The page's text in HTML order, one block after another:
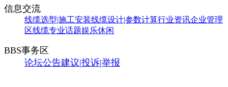
信息交流
线缆选型|施工安装线缆设计|参数计算行业资讯企业管理
区线缆专业话题娱乐休闲
BBS事务区
论坛公告建议|投诉|举报